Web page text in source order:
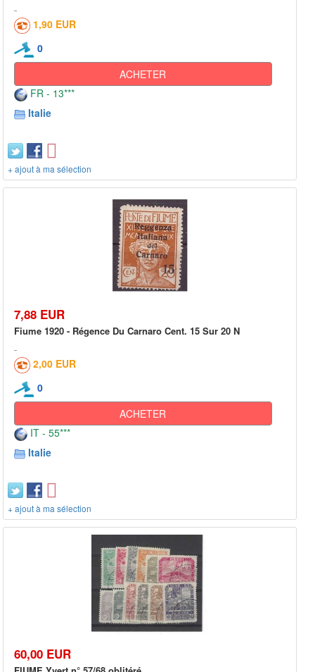
1,90 EUR
0
ACHETER
FR - 13***
Italie
+ ajout à ma sélection
7,88 EUR
Fiume 1920 - Régence Du Carnaro Cent. 15 Sur 20 N
2,00 EUR
0
ACHETER
IT - 55***
Italie
+ ajout à ma sélection
60,00 EUR